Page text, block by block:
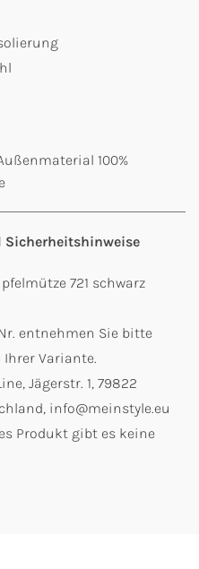
100%
721 schwarz
entnehmen Sie bitte
Ihrer Variante.
Jägerstr. 1, 79822
info@meinstyle.eu
Produkt gibt es keine